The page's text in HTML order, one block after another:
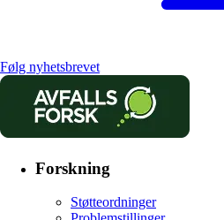
Følg nyhetsbrevet
Forskning
Støtteordninger